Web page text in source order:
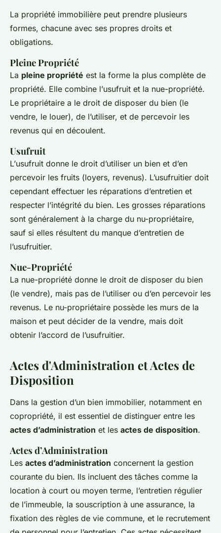
La propriété immobilière peut prendre plusieurs
formes, chacune avec ses propres droits et
obligations.
Pleine Propriété
La pleine propriété est la forme la plus complète de
propriété. Elle combine l’usufruit et la nue-propriété.
Le propriétaire a le droit de disposer du bien (le
vendre, le louer), de l’utiliser, et de percevoir les
revenus qui en découlent.
Usufruit
L’usufruit donne le droit d’utiliser un bien et d’en
percevoir les fruits (loyers, revenus). L’usufruitier doit
cependant effectuer les réparations d’entretien et
respecter l’intégrité du bien. Les grosses réparations
sont généralement à la charge du nu-propriétaire,
sauf si elles résultent du manque d’entretien de
l’usufruitier.
Nue-Propriété
La nue-propriété donne le droit de disposer du bien
(le vendre), mais pas de l’utiliser ou d’en percevoir les
revenus. Le nu-propriétaire possède les murs de la
maison et peut décider de la vendre, mais doit
obtenir l’accord de l’usufruitier.
Actes d'Administration et Actes de
Disposition
Dans la gestion d’un bien immobilier, notamment en
copropriété, il est essentiel de distinguer entre les
actes d’administration et les actes de disposition.
Actes d’Administration
Les actes d’administration concernent la gestion
courante du bien. Ils incluent des tâches comme la
location à court ou moyen terme, l’entretien régulier
de l’immeuble, la souscription à une assurance, la
fixation des règles de vie commune, et le recrutement